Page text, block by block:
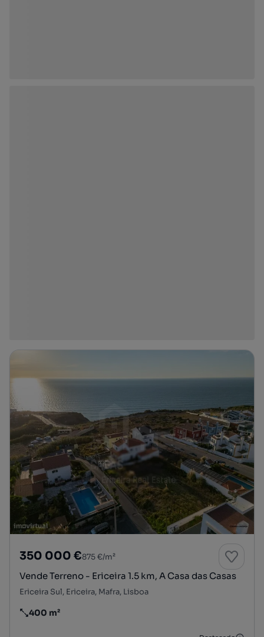
350 000 €875 €/m²
Vende Terreno - Ericeira 1.5 km, A Casa das Casas
Ericeira Sul, Ericeira, Mafra, Lisboa
Preço por metro quadrado
400 m²